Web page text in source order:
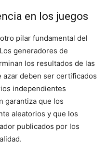
en los juegos
pilar fundamental del
generadores de
los resultados de las
deben ser certificados
independientes
garantiza que los
aleatorios y que los
publicados por los